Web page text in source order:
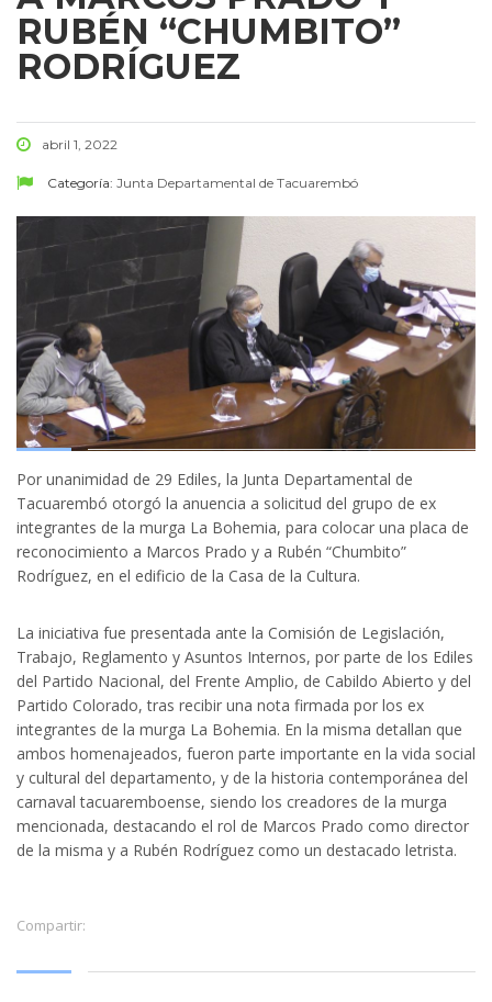
RUBÉN “CHUMBITO”
RODRÍGUEZ
abril 1, 2022
Categoría: Junta Departamental de Tacuarembó
Por unanimidad de 29 Ediles, la Junta Departamental de
Tacuarembó otorgó la anuencia a solicitud del grupo de ex
integrantes de la murga La Bohemia, para colocar una placa de
reconocimiento a Marcos Prado y a Rubén “Chumbito”
Rodríguez, en el edificio de la Casa de la Cultura.
La iniciativa fue presentada ante la Comisión de Legislación,
Trabajo, Reglamento y Asuntos Internos, por parte de los Ediles
del Partido Nacional, del Frente Amplio, de Cabildo Abierto y del
Partido Colorado, tras recibir una nota firmada por los ex
integrantes de la murga La Bohemia. En la misma detallan que
ambos homenajeados, fueron parte importante en la vida social
y cultural del departamento, y de la historia contemporánea del
carnaval tacuaremboense, siendo los creadores de la murga
mencionada, destacando el rol de Marcos Prado como director
de la misma y a Rubén Rodríguez como un destacado letrista.
Compartir: